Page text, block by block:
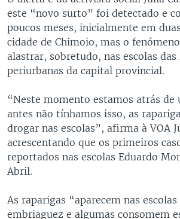
este “novo surto” foi detectado e
poucos meses, inicialmente em
cidade de Chimoio, mas o
alastrar, sobretudo, nas escolas das
periurbanas da capital provincial.
“Neste momento estamos atrás de
antes não tínhamos isso, as
drogar nas escolas”, afirma à VOA
acrescentando que os primeiros
reportados nas escolas Eduardo
Abril.
As raparigas “aparecem nas
embriaguez e algumas consomem